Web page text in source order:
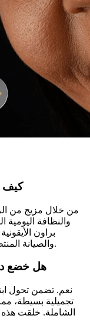
كيف
من خلال مزيج من
والنظافة
براون
والصيانة المنتظمة في الحصول على مظهر مشرق ومتوازن.
هل خضع
نعم. تضمن تحول
تجميلية بسيطة،
الشاملة. خلقت هذه